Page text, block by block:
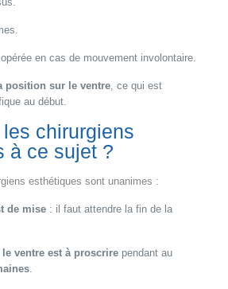
en cas de mouvement involontaire.
position sur le ventre, ce qui est
au début.
chirurgiens
à ce sujet ?
esthétiques sont unanimes :
de mise: il faut attendre la fin de la
ventre est à proscrirependant au
.